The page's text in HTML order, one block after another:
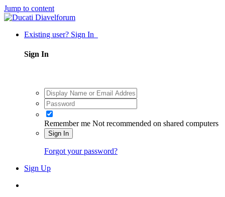
Jump to content
Existing user? Sign In
Sign In
Remember me Not recommended on shared computers
Sign In
Forgot your password?
Sign Up